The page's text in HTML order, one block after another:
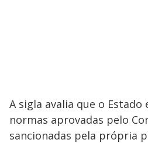
A sigla avalia que o Estado
normas aprovadas pelo
sancionadas pela própria